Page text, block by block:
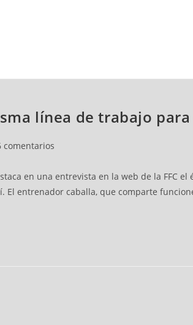
línea de trabajo
comentarios
en una entrevista en la web de la FFC
entrenador caballa, que comparte